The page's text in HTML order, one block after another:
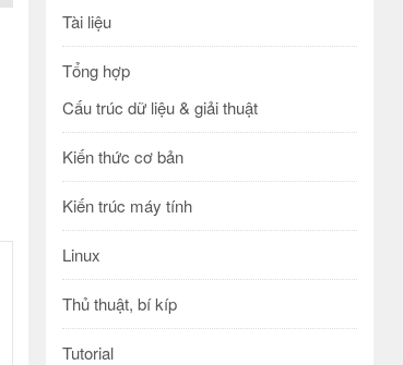
Tài liệu
Tổng hợp
Cấu trúc dữ liệu & giải thuật
Kiến thức cơ bản
Kiến trúc máy tính
Linux
Thủ thuật, bí kíp
Tutorial